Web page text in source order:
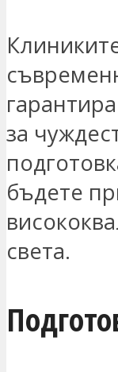
за
бъдете
света.